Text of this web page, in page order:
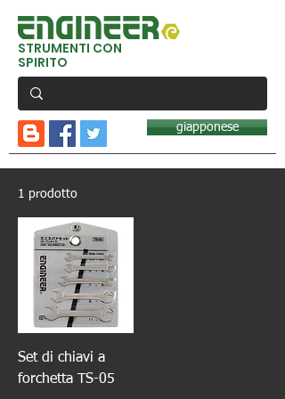
STRUMENTI CON
SPIRITO
giapponese
1 prodotto
Set di chiavi a
forchetta TS-05